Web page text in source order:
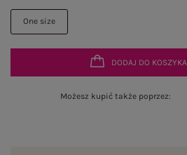
One size
DODAJ DO KOSZYKA
Możesz kupić także poprzez: